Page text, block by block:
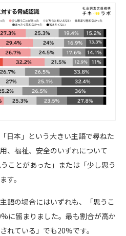
日本」という大きい主語で尋ねた
、福祉、安全のいずれについて
ことがあった」または「少し思う
す。
語の場合にはいずれも、「思うこ
に留まりました。最も割合が高か
れている」でも20%です。